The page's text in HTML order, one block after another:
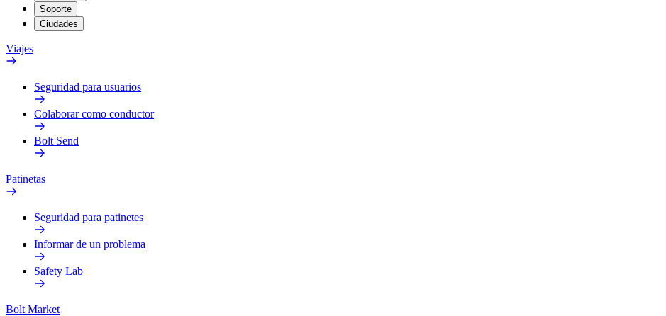
Soporte
Ciudades
Viajes
Seguridad para usuarios
Colaborar como conductor
Bolt Send
Patinetas
Seguridad para patinetes
Informar de un problema
Safety Lab
Bolt Market